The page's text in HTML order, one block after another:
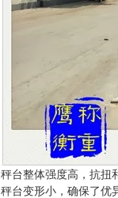
秤台整体强度高，抗扭
秤台变形小，确保了优